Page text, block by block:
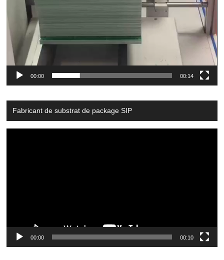
00:00 00:14
Fabricant de substrat de package SIP
00:00 00:10